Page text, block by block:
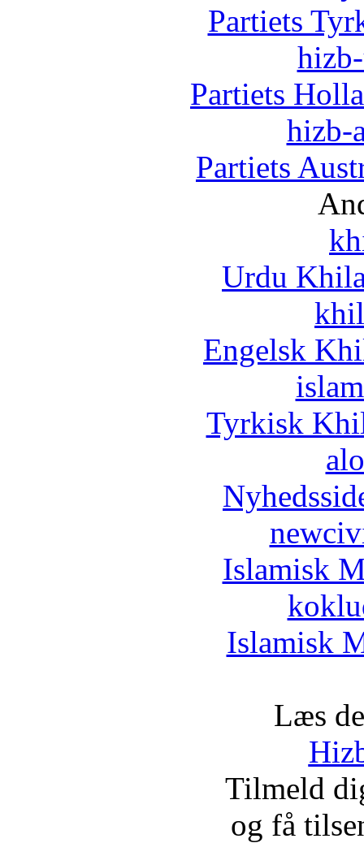
Partiets
Partiets
hizb-
Partiets
Urdu
Engelsk
Tyrkisk
Islamisk
Islamisk
Læs
Tilmeld
og få